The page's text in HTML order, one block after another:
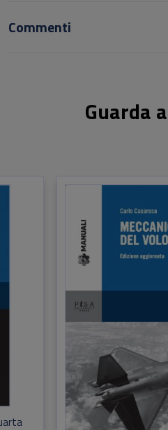
Commenti
Guarda